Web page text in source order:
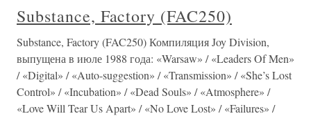
Substance, Factory (FAC250)
Substance, Factory (FAC250) Компиляция Joy Division,
выпущена в июле 1988 года: «Warsaw» / «Leaders Of Men»
/ «Digital» / «Auto-suggestion» / «Transmission» / «She’s Lost
Control» / «Incubation» / «Dead Souls» / «Atmosphere» /
«Love Will Tear Us Apart» / «No Love Lost» / «Failures» /